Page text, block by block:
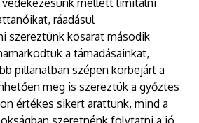
védekezésünk mellett limitálni
ráadásul
szereztünk kosarat második
a támadásainkat,
pillanatban szépen körbejárt a
meg is szereztük a győztes
értékes sikert arattunk, mind a